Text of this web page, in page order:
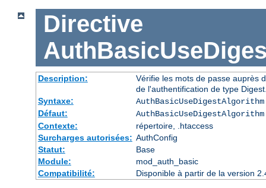
Directive
Description:
Vérifie les mots de passe auprès
de l'authentification de type
Syntaxe:
Défaut:
Contexte:
répertoire, .htaccess
Surcharges autorisées: AuthConfig
Statut:
Base
Module:
mod_auth_basic
Compatibilité:
Disponible à partir de la version